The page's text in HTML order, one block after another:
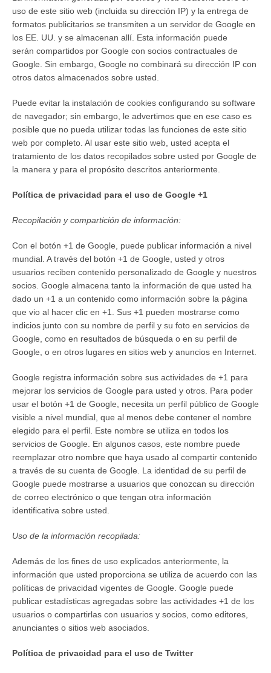
uso de este sitio web (incluida su dirección IP) y la entrega de
formatos publicitarios se transmiten a un servidor de Google en
los EE. UU. y se almacenan allí. Esta información puede
serán compartidos por Google con socios contractuales de
Google. Sin embargo, Google no combinará su dirección IP con
otros datos almacenados sobre usted.
Puede evitar la instalación de cookies configurando su software
de navegador; sin embargo, le advertimos que en ese caso es
posible que no pueda utilizar todas las funciones de este sitio
web por completo. Al usar este sitio web, usted acepta el
tratamiento de los datos recopilados sobre usted por Google de
la manera y para el propósito descritos anteriormente.
Política de privacidad para el uso de Google +1
Recopilación y compartición de información:
Con el botón +1 de Google, puede publicar información a nivel
mundial. A través del botón +1 de Google, usted y otros
usuarios reciben contenido personalizado de Google y nuestros
socios. Google almacena tanto la información de que usted ha
dado un +1 a un contenido como información sobre la página
que vio al hacer clic en +1. Sus +1 pueden mostrarse como
indicios junto con su nombre de perfil y su foto en servicios de
Google, como en resultados de búsqueda o en su perfil de
Google, o en otros lugares en sitios web y anuncios en Internet.
Google registra información sobre sus actividades de +1 para
mejorar los servicios de Google para usted y otros. Para poder
usar el botón +1 de Google, necesita un perfil público de Google
visible a nivel mundial, que al menos debe contener el nombre
elegido para el perfil. Este nombre se utiliza en todos los
servicios de Google. En algunos casos, este nombre puede
reemplazar otro nombre que haya usado al compartir contenido
a través de su cuenta de Google. La identidad de su perfil de
Google puede mostrarse a usuarios que conozcan su dirección
de correo electrónico o que tengan otra información
identificativa sobre usted.
Uso de la información recopilada:
Además de los fines de uso explicados anteriormente, la
información que usted proporciona se utiliza de acuerdo con las
políticas de privacidad vigentes de Google. Google puede
publicar estadísticas agregadas sobre las actividades +1 de los
usuarios o compartirlas con usuarios y socios, como editores,
anunciantes o sitios web asociados.
Política de privacidad para el uso de Twitter